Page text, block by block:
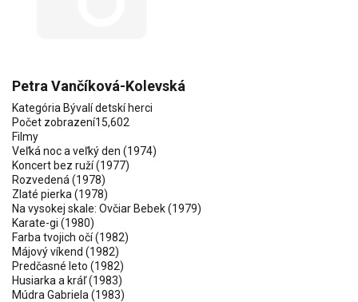
Petra Vančíková-Kolevská
Kategória Bývalí detskí herci
Počet zobrazení15,602
Filmy
Veľká noc a veľký den (1974)
Koncert bez ruží (1977)
Rozvedená (1978)
Zlaté pierka (1978)
Na vysokej skale: Ovčiar Bebek (1979)
Karate-gi (1980)
Farba tvojich očí (1982)
Májový víkend (1982)
Predčasné leto (1982)
Husiarka a kráľ (1983)
Múdra Gabriela (1983)